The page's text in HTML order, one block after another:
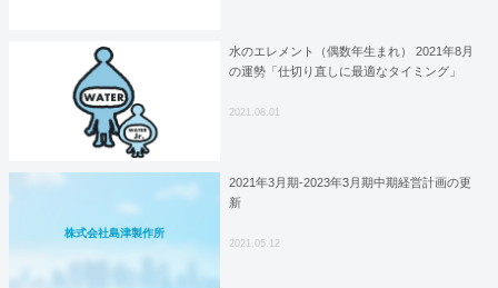
水のエレメント（偶数年生まれ） 2021年8月
の運勢「仕切り直しに最適なタイミング」
2021.08.01
株式会社島津製作所
2021年3月期-2023年3月期中期経営計画の更
新
2021.05.12